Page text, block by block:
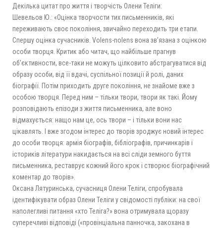
Декілька цитат про життя і творчість Олени Теліги:
Шевельов Ю.: «Оцінка творчости тих письменників, які
переживають своє покоління, звичайно переходить три етапи.
Спершу оцінка сучасників. Volens-nolens вона зв’язана з оцінкою
особи творця. Критик або читач, що найбільше прагнув
об’єктивности, все-таки не можуть цілковито абстрагуватися від
образу особи, від її вдачі, суспільної позиції й ролі, даних
біографії. Потім приходить друге покоління, не знайоме вже з
особою творця. Перед ним – тільки твори, твори як такі. Йому
розповідають епізоди з життя письменника, але воно
відмахується: нащо нам це, ось твори – і тільки вони нас
цікавлять. І вже згодом інтерес до творів зроджує новий інтерес
до особи творця: армія біографів, бібліографів, причинкарів і
істориків літератури накидається на всі сліди земного буття
письменника, реставрує кожний його крок і створює біографічний
коментар до творів».
Оксана Лятуринська, сучасниця Олени Теліги, спробувала
ідентифікувати образ Олени Теліги у свідомості публіки: на свої
наполегливі питання «хто Теліга?» вона отримувала щоразу
суперечливі відповіді («провінціальна панночка, закохана в